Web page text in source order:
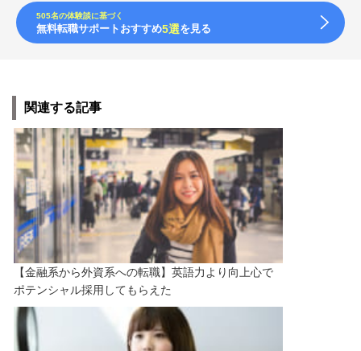
505名の体験談に基づく
無料転職サポートおすすめ5選を見る
関連する記事
【金融系から外資系への転職】英語力より向上心で
ポテンシャル採用してもらえた